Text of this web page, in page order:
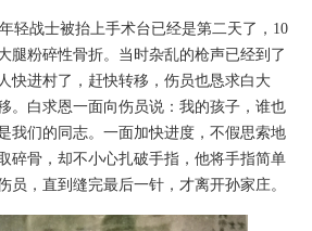
轻战士被抬上手术台已经是第二天了，10
腿粉碎性骨折。当时杂乱的枪声已经到了
快进村了，赶快转移，伤员也恳求白大
。白求恩一面向伤员说：我的孩子，谁也
我们的同志。一面加快进度，不假思索地
碎骨，却不小心扎破手指，他将手指简单
员，直到缝完最后一针，才离开孙家庄。